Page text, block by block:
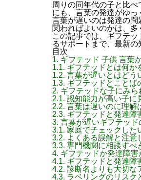
周りの同年代の子と比
にも、言葉の発達がゆ
言葉が遅いのは発達の
関わればよいのかは、
この記事では、ギフテ
るサポートまで、最新
目次
1. ギフテッド 子供 言葉
1.1. ギフテッドとは何か
1.2. 言葉が遅いとはどう
1.3. ギフテッドとことば
2. ギフテッドな子にみ
2.1. 認知能力が高い子に
2.2. 言葉は遅いのに理解
2.3. ギフテッドと発達障
3. 言葉が遅いギフテッ
3.1. 家庭でチェックした
3.2. よくある誤解と注意
3.3. 専門機関に相談すべ
4. ギフテッドか発達障
4.1. ギフテッドと発達障
4.2. 診断名よりも大切な
4.3. ラベリングのリスク